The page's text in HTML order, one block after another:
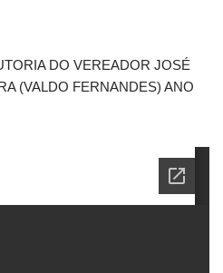
DO VEREADOR JOSÉ
(VALDO FERNANDES) ANO